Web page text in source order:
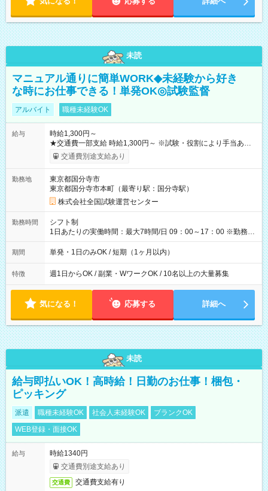
未読
マニュアル通りに簡単WORK◆未経験から好き
な時にお仕事できる！単発OK◎試験監督
アルバイト 職種未経験OK
給与
時給1,300円～
★交通費一部支給 時給1,300円～ ※試験・役割により手当あり
※勤務回数により昇給あり 【即給（前払い）オプションあ
り！】 希望される場合、勤務から1週間ほどで給与の一部を受け
例】 ・河合塾模擬試験 8:30～17:30（休憩1時間） 時給1,300円
×8時間＝日収10,400円＋交通費 ※当日の役割により時給＋100
円の場合あり ・国家試験 7:00～13:30（休憩なし） 時給1,300
円（役割手当＋100円）×6時間＝日収8,400円＋交通費 【試用期
間】試用期間なし
交通費別途支給あり
勤務地
東京都国分寺市
東京都国分寺市本町（最寄り駅：国分寺駅）
株式会社全国試験運営センター
勤務時間
シフト制
1日あたりの実働時間：最大7時間/日 09：00～17：00 ※勤務時
間は 試験により異なります。
期間 単発・1日のみOK / 短期（1ヶ月以内）
特徴 週1日からOK / 副業・WワークOK / 10名以上の大量募集
気になる！ 応募する 詳細へ
未読
給与即払いOK！高時給！日勤のお仕事！梱包・
ピッキング
派遣 職種未経験OK 社会人未経験OK
ブランクOK
WEB登録・面接OK
給与
時給1340円
交通費別途支給あり
交通費 交通費支給有り